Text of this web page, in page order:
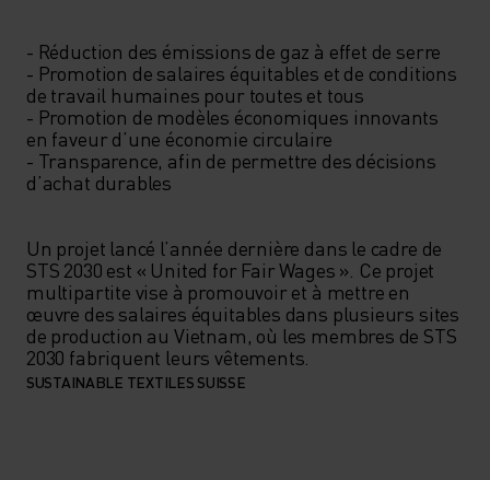
- Réduction des émissions de gaz à effet de serre
- Promotion de salaires équitables et de conditions
de travail humaines pour toutes et tous
- Promotion de modèles économiques innovants
en faveur d’une économie circulaire
- Transparence, afin de permettre des décisions
d’achat durables
Un projet lancé l’année dernière dans le cadre de
STS 2030 est « United for Fair Wages ». Ce projet
multipartite vise à promouvoir et à mettre en
œuvre des salaires équitables dans plusieurs sites
de production au Vietnam, où les membres de STS
SUSTAINABLE TEXTILES SUISSE